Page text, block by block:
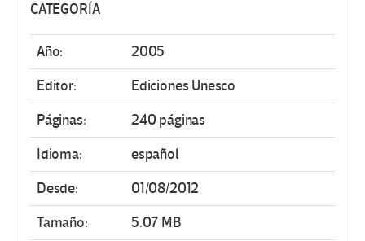
CATEGORÍA
Año:
2005
Editor:
Ediciones Unesco
Páginas:
240 páginas
Idioma:
español
Desde:
01/08/2012
Tamaño:
5.07 MB